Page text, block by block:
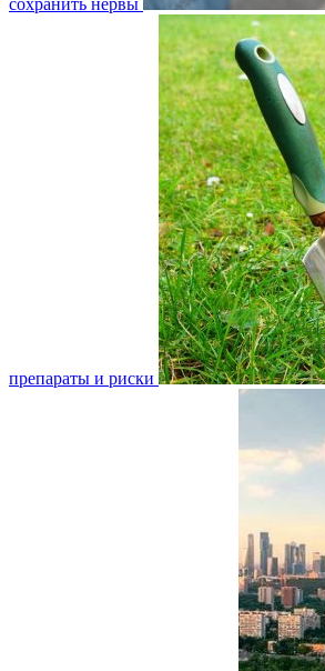
сохранить нервы
препараты и риски